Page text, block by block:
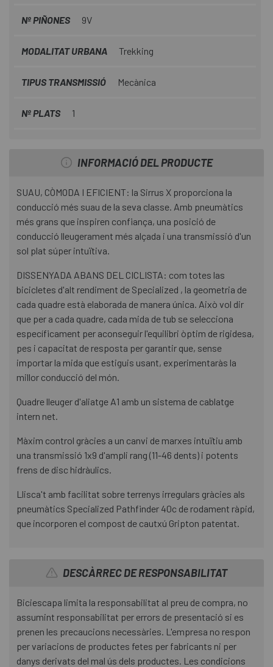
Nº PIÑONES 9V
MODALITAT URBANA Trekking
TIPUS TRANSMISSIÓ Mecànica
Nº PLATS 1
INFORMACIÓ DEL PRODUCTE
SUAU, CÒMODA I EFICIENT: la Sirrus X proporciona la
conducció més suau de la seva classe. Amb pneumàtics
més grans que inspiren confiança, una posició de
conducció lleugerament més alçada i una transmissió d'un
sol plat súper intuïtiva.
DISSENYADA ABANS DEL CICLISTA: com totes las
bicicletes d'alt rendiment de Specialized , la geometria de
cada quadre està elaborada de manera única. Això vol dir
que per a cada quadre, cada mida de tub se selecciona
específicament per aconseguir l'equilibri òptim de rigidesa,
pes i capacitat de resposta per garantir que, sense
importar la mida que estiguis usant, experimentaràs la
millor conducció del món.
Quadre lleuger d'aliatge A1 amb un sistema de cablatge
intern net.
Màxim control gràcies a un canvi de marxes intuïtiu amb
una transmissió 1x9 d'ampli rang (11-46 dents) i potents
frens de disc hidràulics.
Llisca't amb facilitat sobre terrenys irregulars gràcies als
pneumàtics Specialized Pathfinder 40c de rodament ràpid,
que incorporen el compost de cautxú Gripton patentat.
DESCÀRREC DE RESPONSABILITAT
Biciescapa limita la responsabilitat al preu de compra, no
assumint responsabilitat per errors de presentació si es
prenen les precaucions necessàries. L'empresa no respon
per variacions de productes fetes per fabricants ni per
danys derivats del mal ús dels productes. Les condicions